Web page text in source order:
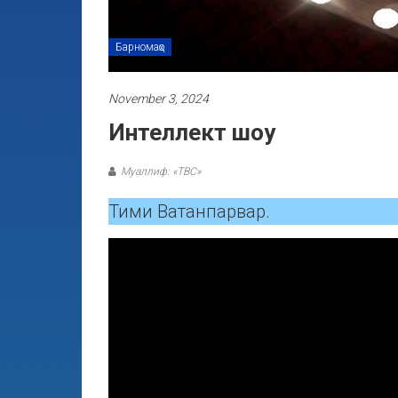
Барномаҳо
November 3, 2024
Интеллект шоу
Муаллиф: «ТВС»
Тими Ватанпарвар.